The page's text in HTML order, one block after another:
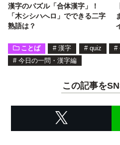
漢字のパズル「合体漢字」！
「木シシハへロ」でできる二字
熟語は？
ことば # 漢字 # quiz #
# 今日の一問・漢字編
この記事を